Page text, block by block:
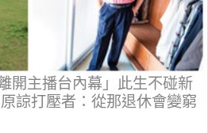
開主播台內幕」此生不碰新
諒打壓者：從那退休會變窮